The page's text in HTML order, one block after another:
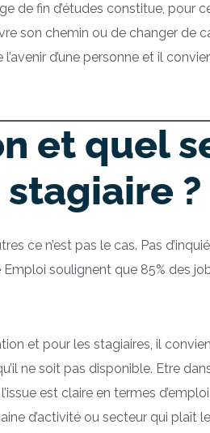
de fin d’études constitue, pour
son chemin ou de changer de
d’une personne et il
et quel
?
ce n’est pas le cas. Pas
soulignent que 85% des
et pour les stagiaires, il
ne soit pas disponible. Etre
est claire en termes
d’activité ou secteur qui plaît